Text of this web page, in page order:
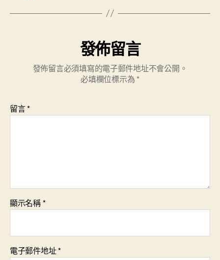
發佈留言
發佈留言必須填寫的電子郵件地址不會公開。
必填欄位標示為 *
留言*
顯示名稱*
電子郵件地址*